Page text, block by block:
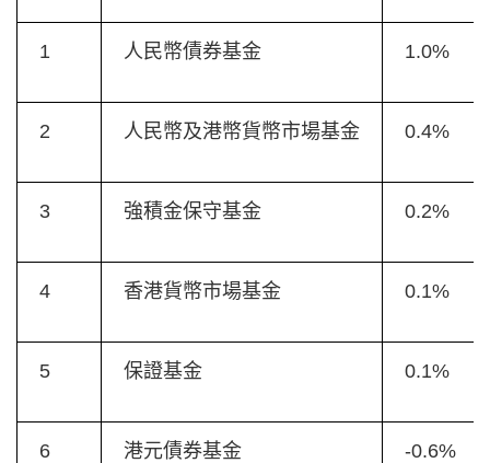
1 人民幣債券基金 1.0%
2 人民幣及港幣貨幣市場基金 0.4%
3 強積金保守基金 0.2%
4 香港貨幣市場基金 0.1%
5 保證基金 0.1%
6 港元債券基金 -0.6%